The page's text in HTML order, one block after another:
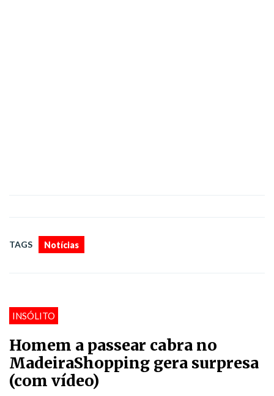
TAGS Notícias
INSÓLITO
Homem a passear cabra no
MadeiraShopping gera surpresa
(com vídeo)